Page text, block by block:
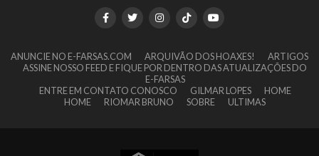
ANUNCIE NO E-FARSAS.COM ARQUIVÃO DOS HOAXES!
ARTIGOS
ASSINE NOSSO FEED E FIQUE POR DENTRO DAS ATUALIZAÇÕES DO
E-FARSAS
ENTRE EM CONTATO CONOSCO
GILMAR LOPES
HOME
HOME
RIOMAR BRUNO SOBRE ULTIMAS